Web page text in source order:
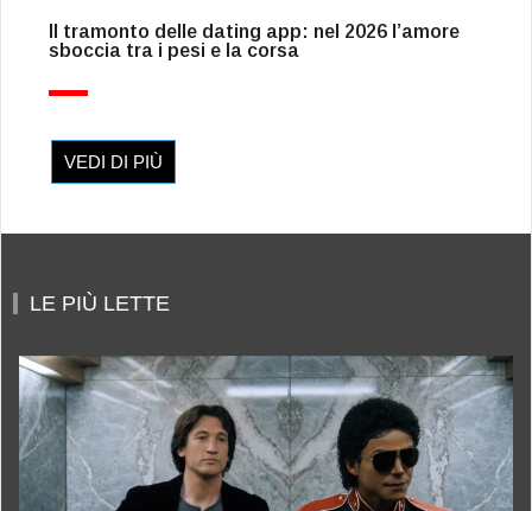
Il tramonto delle dating app: nel 2026 l’amore
sboccia tra i pesi e la corsa
VEDI DI PIÙ
LE PIÙ LETTE